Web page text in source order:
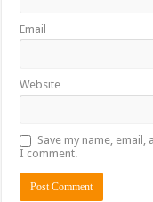
Email
Website
Save my name,
I comment.